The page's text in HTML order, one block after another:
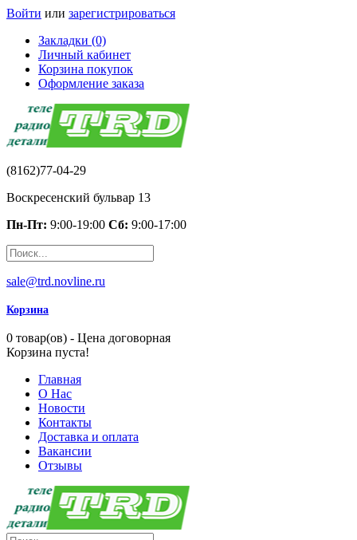
Войти или зарегистрироваться
Закладки (0)
Личный кабинет
Корзина покупок
Оформление заказа
(8162)77-04-29
Воскресенский бульвар 13
Пн-Пт: 9:00-19:00 Сб: 9:00-17:00
sale@trd.novline.ru
Корзина
0 товар(ов) - Цена договорная
Корзина пуста!
Главная
О Нас
Новости
Контакты
Доставка и оплата
Вакансии
Отзывы